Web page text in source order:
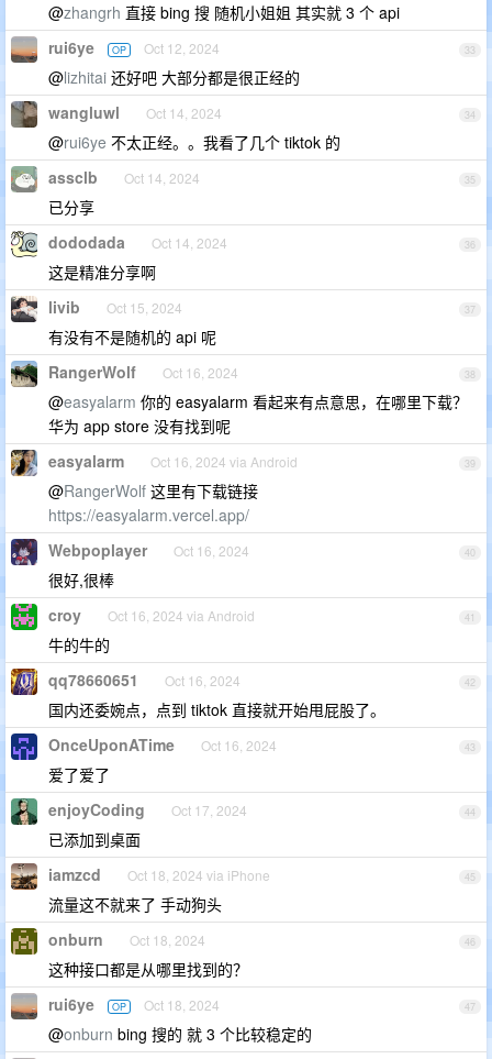
@zhangrh 直接 bing 搜 随机小姐姐 其实就 3 个 api
33
rui6ye OP Oct 12, 2024
@lizhitai 还好吧 大部分都是很正经的
34
wangluwl Oct 14, 2024
@rui6ye 不太正经。。我看了几个 tiktok 的
35
assclb Oct 14, 2024
已分享
36
dododada Oct 14, 2024
这是精准分享啊
37
livib Oct 15, 2024
有没有不是随机的 api 呢
38
RangerWolf Oct 16, 2024
@easyalarm 你的 easyalarm 看起来有点意思，在哪里下载？
华为 app store 没有找到呢
39
easyalarm Oct 16, 2024 via Android
@RangerWolf 这里有下载链接
https://easyalarm.vercel.app/
40
Webpoplayer Oct 16, 2024
很好,很棒
41
croy Oct 16, 2024 via Android
牛的牛的
42
qq78660651 Oct 16, 2024
国内还委婉点，点到 tiktok 直接就开始甩屁股了。
43
OnceUponATime Oct 16, 2024
爱了爱了
44
enjoyCoding Oct 17, 2024
已添加到桌面
45
iamzcd Oct 18, 2024 via iPhone
流量这不就来了 手动狗头
46
onburn Oct 18, 2024
这种接口都是从哪里找到的？
47
rui6ye OP Oct 18, 2024
@onburn bing 搜的 就 3 个比较稳定的